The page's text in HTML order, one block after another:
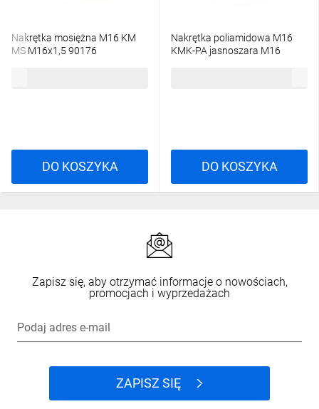
Nakrętka mosiężna M16 KM
MS M16x1,5 90176
DO KOSZYKA
Nakrętka poliamidowa M16
KMK-PA jasnoszara M16
DO KOSZYKA
Zapisz się, aby otrzymać informacje o nowościach,
promocjach i wyprzedażach
Podaj adres e-mail
ZAPISZ SIĘ